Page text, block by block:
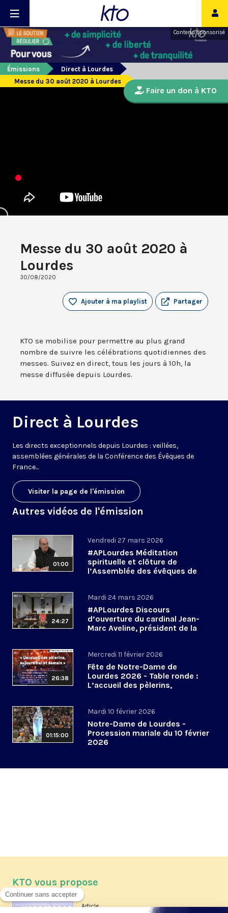
Contenu sponsorisé
Émissions
Direct à Lourdes
Messe du 30 août 2020 à Lourdes
Messe du 30 août 2020 à
Lourdes
30/08/2020
Partager
Ajouter à ma playlist
KTO se mobilise pour permettre au plus grand
nombre de suivre les célébrations quotidiennes des
messes. Suivez en direct, tous les jours à 10h, la
messe diffusée depuis Lourdes.
Direct à Lourdes
Les directs exceptionnels depuis Lourdes : veillées,
assemblées générales de la Conférence des Évêques de
France...
Visiter la page de l'émission
Autres vidéos de l'émission
01:00
Vendredi 27 mars 2026
#APLourdes Méditation
spirituelle et clôture de
l’Assemblée des évêques de
24:27
Mardi 24 mars 2026
#APLourdes Discours
d’ouverture du cardinal Jean-
Marc Aveline, président de la
26:38
Mercredi 11 février 2026
Fête de Notre-Dame de
Lourdes 2026 - Table ronde :
L’accueil des pèlerins,
01:15:00
Mardi 10 février 2026
Notre-Dame de Lourdes -
Procession mariale du 10 février
2026
Faire un don à KTO
KTO vous propose
Article